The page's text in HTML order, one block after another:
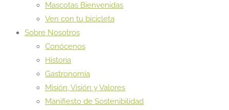
Mascotas Bienvenidas
Ven con tu bicicleta
Sobre Nosotros
Conócenos
Historia
Gastronomía
Misión, Visión y Valores
Manifiesto de Sostenibilidad